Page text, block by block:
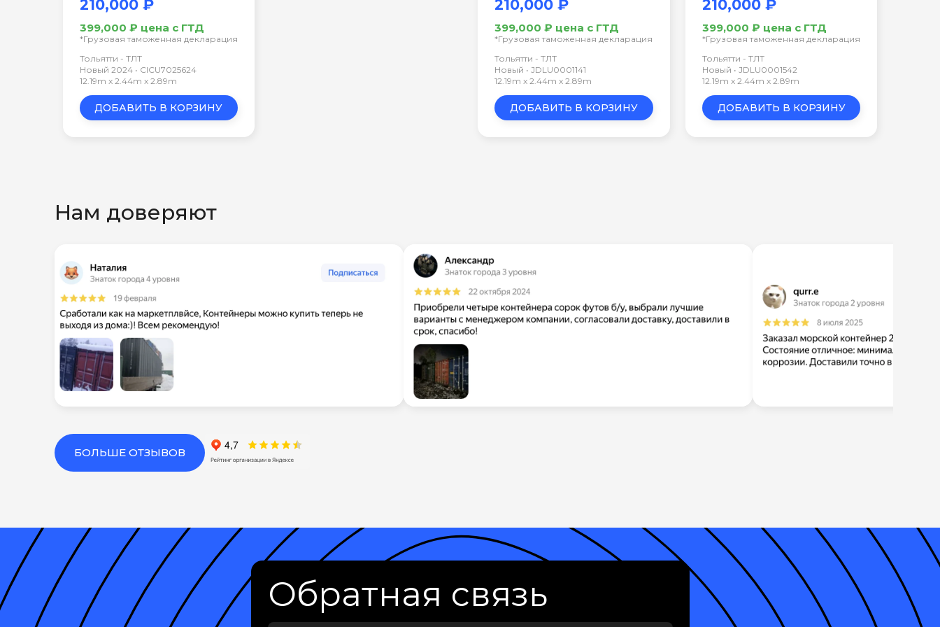
210,000 ₽
399,000 ₽ цена с ГТД
*Грузовая таможенная декларация
Тольятти - ТЛТ
Новый 2024 • CICU7025624
12.19m x 2.44m x 2.89m
ДОБАВИТЬ В КОРЗИНУ
210,000 ₽
399,000 ₽ цена с ГТД
*Грузовая таможенная декларация
Тольятти - ТЛТ
Новый • JDLU0001141
12.19m x 2.44m x 2.89m
ДОБАВИТЬ В КОРЗИНУ
210,000 ₽
399,000 ₽ цена с ГТД
*Грузовая таможенная декларация
Тольятти - ТЛТ
Новый • JDLU0001542
12.19m x 2.44m x 2.89m
ДОБАВИТЬ В КОРЗИНУ
Нам доверяют
БОЛЬШЕ ОТЗЫВОВ
Обратная связь